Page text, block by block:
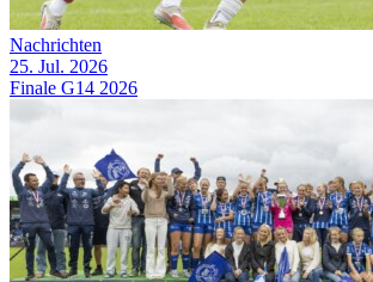
Nachrichten
25. Jul. 2026
Finale G14 2026